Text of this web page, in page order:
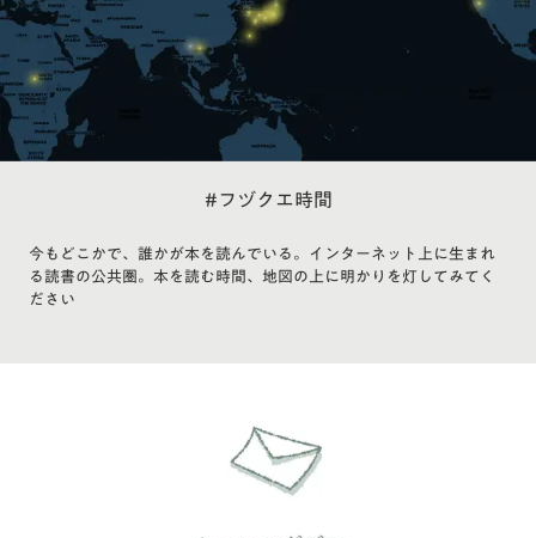
#フヅクエ時間
今もどこかで、誰かが本を読んでいる。インターネット上に生まれ
る読書の公共圏。本を読む時間、地図の上に明かりを灯してみてく
ださい